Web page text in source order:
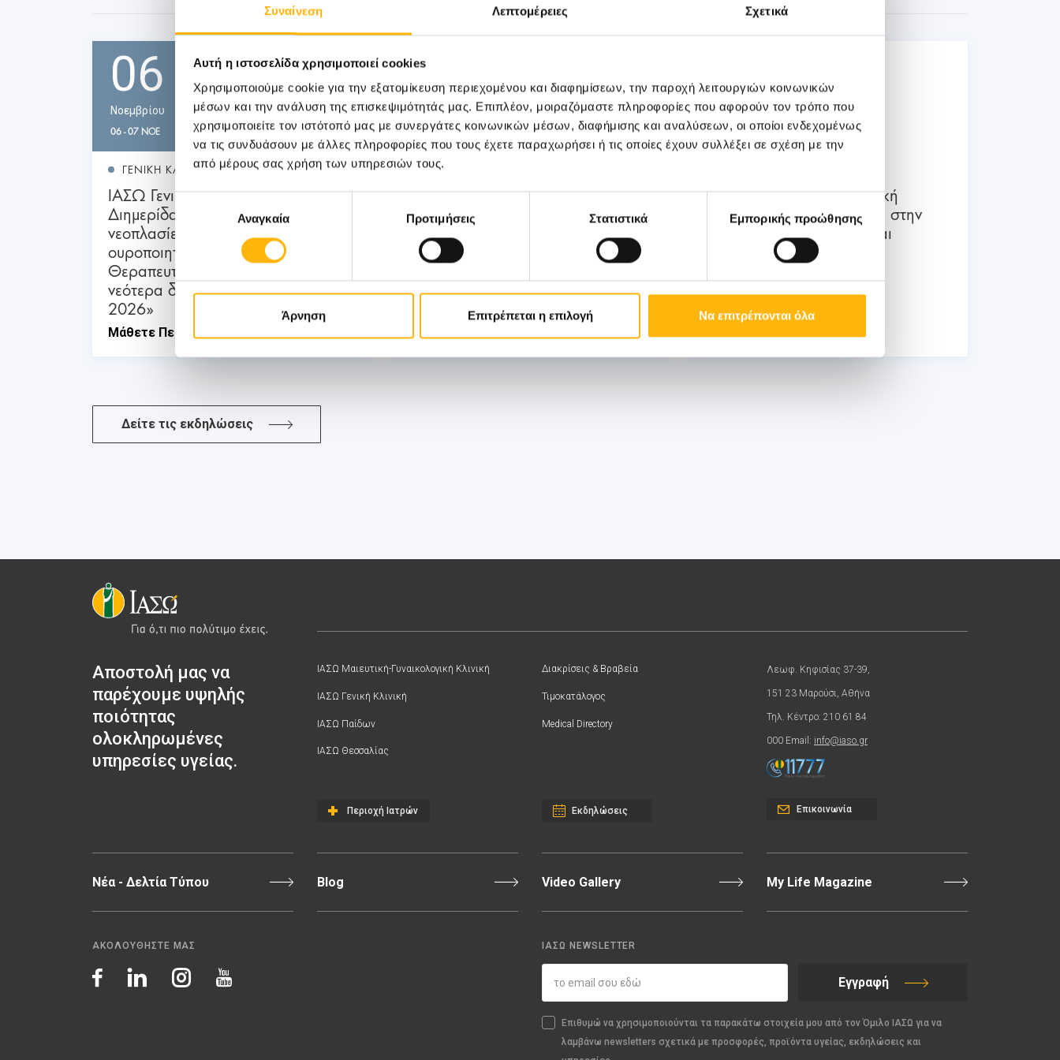
Συναίνεση Λεπτομέρειες Σχετικά
Αυτή η ιστοσελίδα χρησιμοποιεί cookies
Χρησιμοποιούμε cookie για την εξατομίκευση περιεχομένου και διαφημίσεων, την παροχή λειτουργιών κοινωνικών
μέσων και την ανάλυση της επισκεψιμότητάς μας. Επιπλέον, μοιραζόμαστε πληροφορίες που αφορούν τον τρόπο που
χρησιμοποιείτε τον ιστότοπό μας με συνεργάτες κοινωνικών μέσων, διαφήμισης και αναλύσεων, οι οποίοι ενδεχομένως
να τις συνδυάσουν με άλλες πληροφορίες που τους έχετε παραχωρήσει ή τις οποίες έχουν συλλέξει σε σχέση με την
από μέρους σας χρήση των υπηρεσιών τους.
συγκατάθεσηςΑναγκαία Προτιμήσεις Στατιστικά Εμπορικής προώθησης
Άρνηση Επιτρέπεται η επιλογή Να επιτρέπονται όλα
06
Νοεμβρίου
06 - 07 ΝΟΕ
ΓΕΝΙΚΗ ΚΛΙΝΙΚΗ
ΙΑΣΩ Γενική Κλινική: Επιστημονική
Διημερίδα «Γυναικολογικές
νεοπλασίες και νεοπλασίες
ουροποιητικού και μαστού:
Θεραπευτικά διλήμματα και
νεότερα δεδομένα από το ESMO
2026»
Μάθετε Περισσότερα
31
Οκτωβρίου
ΓΕΝΙΚΗ ΚΛΙΝΙΚΗ
ΙΑΣΩ: Ημερίδα «Ενδιαφέροντα
θέματα Λοιμώξεων»
Μάθετε Περισσότερα
03
Ιουλίου
03 - 04 ΙΟΥΛ
ΙΑΣΩ: Διημερίδα «Εμβρυϊκή
Νευρολογία: Ο ρόλος της στην
προγεννητική διάγνωση και
συμβουλευτική»
Δείτε τις εκδηλώσεις
Αποστολή μας να
παρέχουμε υψηλής
ποιότητας
ολοκληρωμένες
υπηρεσίες υγείας.
ΙΑΣΩ Μαιευτική-Γυναικολογική Κλινική
ΙΑΣΩ Γενική Κλινική
ΙΑΣΩ Παίδων
ΙΑΣΩ Θεσσαλίας
Περιοχή Ιατρών
Διακρίσεις & Βραβεία
Τιμοκατάλογος
Medical Directory
Εκδηλώσεις
Λεωφ. Κηφισίας 37-39,
151 23 Μαρούσι, Αθήνα
Τηλ. Κέντρο: 210 61 84
000 Email: info@iaso.gr
Επικοινωνία
Νέα - Δελτία Τύπου Blog Video Gallery My Life Magazine
ΑΚΟΛΟΥΘΗΣΤΕ ΜΑΣ ΙΑΣΩ NEWSLETTER
Εγγραφή
Επιθυμώ να χρησιμοποιούνται τα παρακάτω στοιχεία μου από τον Όμιλο ΙΑΣΩ για να
λαμβάνω newsletters σχετικά με προσφορές, προϊόντα υγείας, εκδηλώσεις και